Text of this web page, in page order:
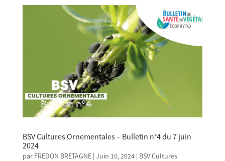
BSV Cultures Ornementales – Bulletin n°4 du 7 juin
2024
par FREDON BRETAGNE| Juin 10, 2024| BSV Cultures